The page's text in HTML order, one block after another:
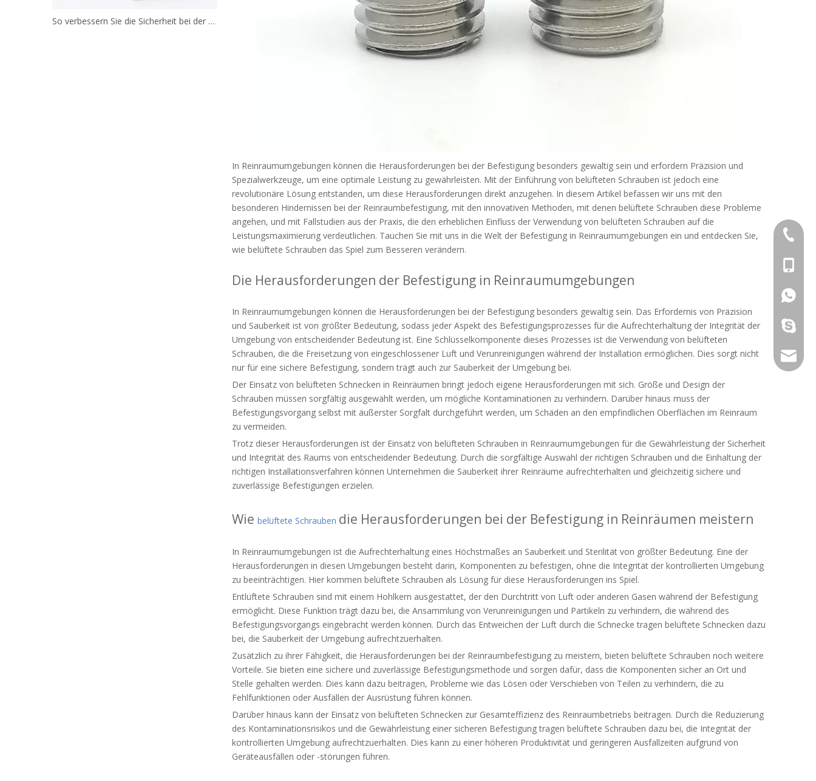
So verbessern Sie die Sicherheit bei der Verwendung von Druckknopf-Sicherungsstiften
In Reinraumumgebungen können die Herausforderungen bei der Befestigung besonders gewaltig sein und erfordern Präzision und
Spezialwerkzeuge, um eine optimale Leistung zu gewährleisten. Mit der Einführung von belüfteten Schrauben ist jedoch eine
revolutionäre Lösung entstanden, um diese Herausforderungen direkt anzugehen. In diesem Artikel befassen wir uns mit den
besonderen Hindernissen bei der Reinraumbefestigung, mit den innovativen Methoden, mit denen belüftete Schrauben diese Probleme
angehen, und mit Fallstudien aus der Praxis, die den erheblichen Einfluss der Verwendung von belüfteten Schrauben auf die
Leistungsmaximierung verdeutlichen. Tauchen Sie mit uns in die Welt der Befestigung in Reinraumumgebungen ein und entdecken Sie,
wie belüftete Schrauben das Spiel zum Besseren verändern.
Die Herausforderungen der Befestigung in Reinraumumgebungen
In Reinraumumgebungen können die Herausforderungen bei der Befestigung besonders gewaltig sein. Das Erfordernis von Präzision
und Sauberkeit ist von größter Bedeutung, sodass jeder Aspekt des Befestigungsprozesses für die Aufrechterhaltung der Integrität der
Umgebung von entscheidender Bedeutung ist. Eine Schlüsselkomponente dieses Prozesses ist die Verwendung von belüfteten
Schrauben, die die Freisetzung von eingeschlossener Luft und Verunreinigungen während der Installation ermöglichen. Dies sorgt nicht
nur für eine sichere Befestigung, sondern trägt auch zur Sauberkeit der Umgebung bei.
Der Einsatz von belüfteten Schnecken in Reinräumen bringt jedoch eigene Herausforderungen mit sich. Größe und Design der
Schrauben müssen sorgfältig ausgewählt werden, um mögliche Kontaminationen zu verhindern. Darüber hinaus muss der
Befestigungsvorgang selbst mit äußerster Sorgfalt durchgeführt werden, um Schäden an den empfindlichen Oberflächen im Reinraum
zu vermeiden.
Trotz dieser Herausforderungen ist der Einsatz von belüfteten Schrauben in Reinraumumgebungen für die Gewährleistung der Sicherheit
und Integrität des Raums von entscheidender Bedeutung. Durch die sorgfältige Auswahl der richtigen Schrauben und die Einhaltung der
richtigen Installationsverfahren können Unternehmen die Sauberkeit ihrer Reinräume aufrechterhalten und gleichzeitig sichere und
zuverlässige Befestigungen erzielen.
Wie belüftete Schrauben die Herausforderungen bei der Befestigung in Reinräumen meistern
In Reinraumumgebungen ist die Aufrechterhaltung eines Höchstmaßes an Sauberkeit und Sterilität von größter Bedeutung. Eine der
Herausforderungen in diesen Umgebungen besteht darin, Komponenten zu befestigen, ohne die Integrität der kontrollierten Umgebung
zu beeinträchtigen. Hier kommen belüftete Schrauben als Lösung für diese Herausforderungen ins Spiel.
Entlüftete Schrauben sind mit einem Hohlkern ausgestattet, der den Durchtritt von Luft oder anderen Gasen während der Befestigung
ermöglicht. Diese Funktion trägt dazu bei, die Ansammlung von Verunreinigungen und Partikeln zu verhindern, die während des
Befestigungsvorgangs eingebracht werden können. Durch das Entweichen der Luft durch die Schnecke tragen belüftete Schnecken dazu
bei, die Sauberkeit der Umgebung aufrechtzuerhalten.
Zusätzlich zu ihrer Fähigkeit, die Herausforderungen bei der Reinraumbefestigung zu meistern, bieten belüftete Schrauben noch weitere
Vorteile. Sie bieten eine sichere und zuverlässige Befestigungsmethode und sorgen dafür, dass die Komponenten sicher an Ort und
Stelle gehalten werden. Dies kann dazu beitragen, Probleme wie das Lösen oder Verschieben von Teilen zu verhindern, die zu
Fehlfunktionen oder Ausfällen der Ausrüstung führen können.
Darüber hinaus kann der Einsatz von belüfteten Schnecken zur Gesamteffizienz des Reinraumbetriebs beitragen. Durch die Reduzierung
des Kontaminationsrisikos und die Gewährleistung einer sicheren Befestigung tragen belüftete Schrauben dazu bei, die Integrität der
kontrollierten Umgebung aufrechtzuerhalten. Dies kann zu einer höheren Produktivität und geringeren Ausfallzeiten aufgrund von
Geräteausfällen oder -störungen führen.
+86-
+86-